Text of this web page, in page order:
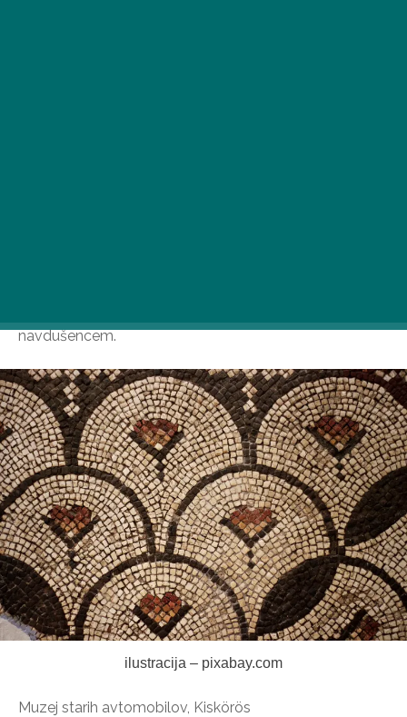
navdušencem.
ilustracija – pixabay.com
Muzej starih avtomobilov, Kiskörös